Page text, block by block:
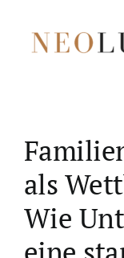
Inhalt
springen
als
Wie